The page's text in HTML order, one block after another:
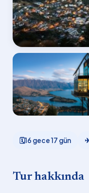
🗓16 gece 17 gün
Tur hakkında